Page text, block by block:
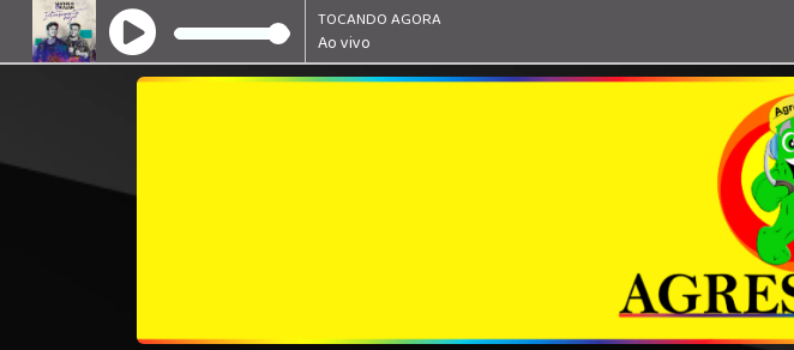
TOCANDO AGORA
Ao vivo